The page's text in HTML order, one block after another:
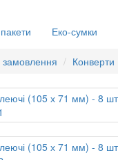
Еко-сумки
Конверти